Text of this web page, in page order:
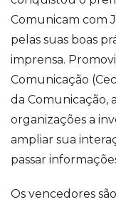
Comunicam com
pelas suas boas
imprensa.
Comunicação
da Comunicação,
organizações a
ampliar sua
passar
Os vencedores